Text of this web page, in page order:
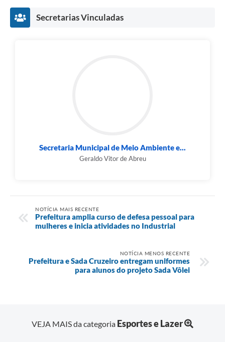
Secretarias Vinculadas
Secretaria Municipal de Meio Ambiente e...
Geraldo Vitor de Abreu
NOTÍCIA MAIS RECENTE
Prefeitura amplia curso de defesa pessoal para
mulheres e inicia atividades no Industrial
NOTÍCIA MENOS RECENTE
Prefeitura e Sada Cruzeiro entregam uniformes
para alunos do projeto Sada Vôlei
VEJA MAIS da categoria Esportes e Lazer